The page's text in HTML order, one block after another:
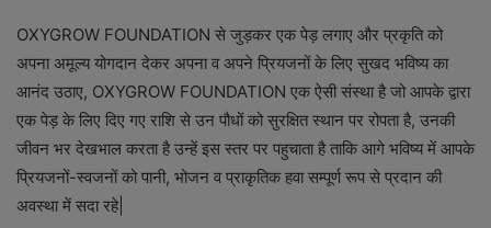
OXYGROW FOUNDATION से जुड़कर एक पेड़ लगाए और प्रकृति को
अपना अमूल्य योगदान देकर अपना व अपने प्रियजनों के लिए सुखद भविष्य का
आनंद उठाए, OXYGROW FOUNDATION एक ऐसी संस्था है जो आपके द्वारा
एक पेड़ के लिए दिए गए राशि से उन पौधों को सुरक्षित स्थान पर रोपता है, उनकी
जीवन भर देखभाल करता है उन्हें इस स्तर पर पहुचाता है ताकि आगे भविष्य में आपके
प्रियजनों-स्वजनों को पानी, भोजन व प्राकृतिक हवा सम्पूर्ण रूप से प्रदान की
अवस्था में सदा रहे|